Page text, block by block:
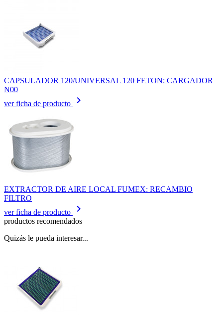
CAPSULADOR 120/UNIVERSAL 120 FETON: CARGADOR
N00
ver ficha de producto
keyboard_arrow_right
EXTRACTOR DE AIRE LOCAL FUMEX: RECAMBIO
FILTRO
ver ficha de producto
keyboard_arrow_right
productos recomendados
Quizás le pueda interesar...